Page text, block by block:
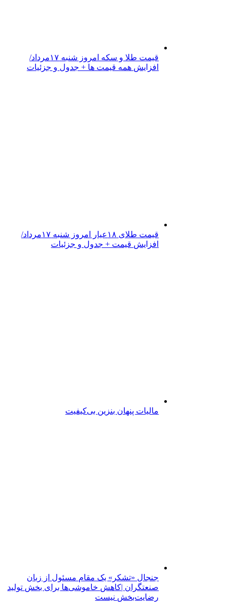
قیمت طلا و سکه امروز شنبه ۱۷مرداد/
افزایش همه قیمت ها + جدول و جزئیات
قیمت طلای ۱۸عیار امروز شنبه ۱۷مرداد/
افزایش قیمت + جدول و جزئیات
مالیات پنهان بنزین بی‌کیفیت
جنجال «تشکر» یک مقام مسئول از زبان
صنعتگران |کاهش خاموشی‌ها برای بخش تولید
رضایت‌بخش نیست